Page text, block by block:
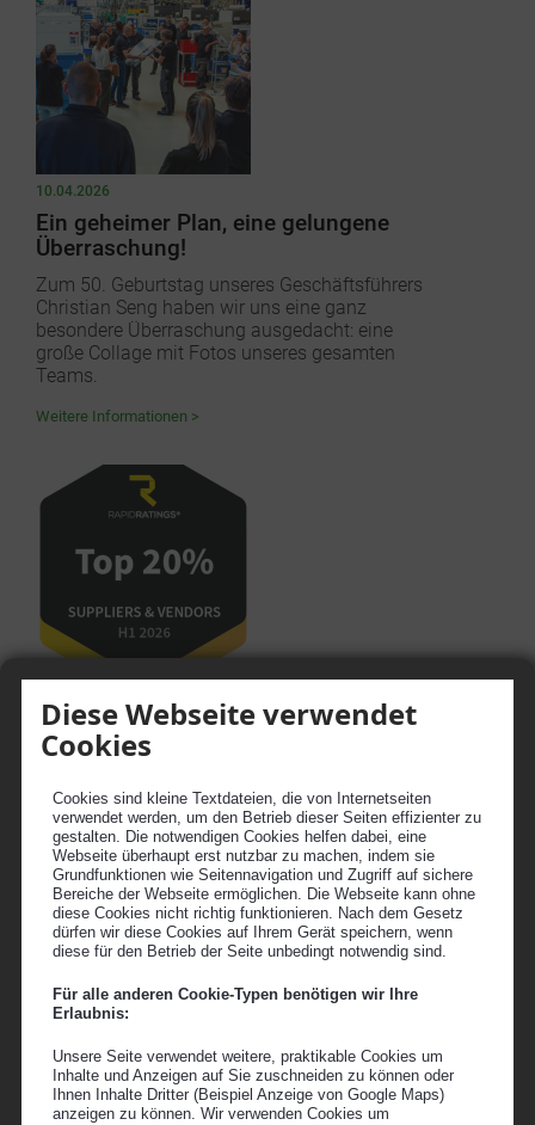
10.04.2026
Ein geheimer Plan, eine gelungene
Überraschung!
Zum 50. Geburtstag unseres Geschäftsführers
Christian Seng haben wir uns eine ganz
besondere Überraschung ausgedacht: eine
große Collage mit Fotos unseres gesamten
Teams.
Weitere Informationen >
Auszeichnung des Gold Badges von
RapidRatings
Finanzstabilität? Wir sind unter den besten 20
Prozent weltweit!
Weitere Informationen >
Diese Webseite verwendet
Cookies
Cookies sind kleine Textdateien, die von Internetseiten
verwendet werden, um den Betrieb dieser Seiten effizienter zu
gestalten. Die notwendigen Cookies helfen dabei, eine
Webseite überhaupt erst nutzbar zu machen, indem sie
Grundfunktionen wie Seitennavigation und Zugriff auf sichere
Bereiche der Webseite ermöglichen. Die Webseite kann ohne
diese Cookies nicht richtig funktionieren. Nach dem Gesetz
dürfen wir diese Cookies auf Ihrem Gerät speichern, wenn
diese für den Betrieb der Seite unbedingt notwendig sind.
Für alle anderen Cookie-Typen benötigen wir Ihre
Erlaubnis:
Unsere Seite verwendet weitere, praktikable Cookies um
Inhalte und Anzeigen auf Sie zuschneiden zu können oder
Ihnen Inhalte Dritter (Beispiel Anzeige von Google Maps)
anzeigen zu können. Wir verwenden Cookies um